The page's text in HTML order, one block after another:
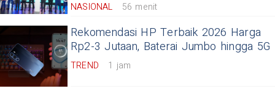
NASIONAL 56 menit
Rekomendasi HP Terbaik 2026 Harga
Rp2-3 Jutaan, Baterai Jumbo hingga 5G
TREND 1 jam